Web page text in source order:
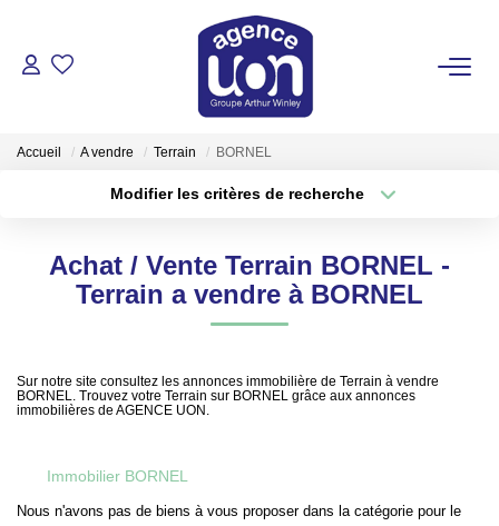
ACHETER
VOTRE AGENCE
Accueil A vendre Terrain BORNEL
Modifier les critères de recherche
Type de bien
Budget max Plus de critères
Achat / Vente Terrain BORNEL -
Terrain a vendre à BORNEL
Sur notre site consultez les annonces immobilière de Terrain à vendre
BORNEL. Trouvez votre Terrain sur BORNEL grâce aux annonces
immobilières de AGENCE UON.
Immobilier BORNEL
Nous n'avons pas de biens à vous proposer dans la catégorie pour le